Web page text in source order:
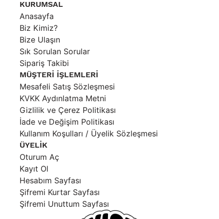
Destek: Değişim, soru ve talepleriniz için
hello@socialkrone.com
ulaşabilirsiniz.
KURUMSAL
Anasayfa
Biz Kimiz?
Bize Ulaşın
Sık Sorulan Sorular
Sipariş Takibi
MÜŞTERİ İŞLEMLERİ
Mesafeli Satış Sözleşmesi
KVKK Aydınlatma Metni
Gizlilik ve Çerez Politikası
İade ve Değişim Politikası
Kullanım Koşulları / Üyelik Sözleşmesi
ÜYELİK
Oturum Aç
Kayıt Ol
Hesabım Sayfası
Şifremi Kurtar Sayfası
Şifremi Unuttum Sayfası